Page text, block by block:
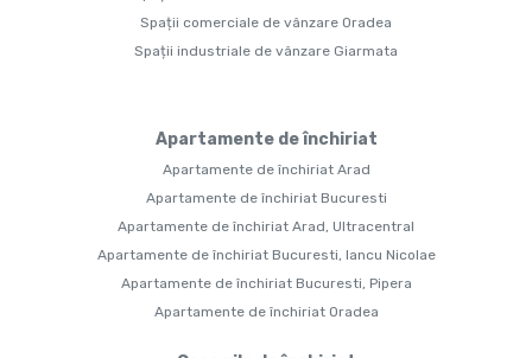
Spații comerciale de vânzare Oradea
Spații industriale de vânzare Giarmata
Apartamente de închiriat
Apartamente de închiriat Arad
Apartamente de închiriat Bucuresti
Apartamente de închiriat Arad, Ultracentral
Apartamente de închiriat Bucuresti, Iancu Nicolae
Apartamente de închiriat Bucuresti, Pipera
Apartamente de închiriat Oradea